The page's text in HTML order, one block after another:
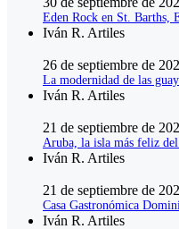
Eden Rock en St. Barths,
Iván R. Artiles
26 de septiembre de
La modernidad de las
Iván R. Artiles
21 de septiembre de
Aruba, la isla más feliz
Iván R. Artiles
21 de septiembre de
Casa Gastronómica
Iván R. Artiles